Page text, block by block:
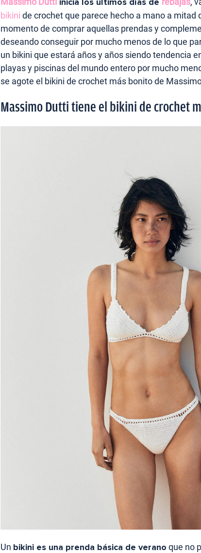
bikini de crochet que parece hecho a mano a mitad
momento de comprar aquellas prendas y
deseando conseguir por mucho menos de lo que
un bikini que estará años y años siendo tendencia
playas y piscinas del mundo entero por mucho
se agote el bikini de crochet más bonito de
Massimo Dutti tiene el bikini de crochet
Un bikini es una prenda básica de verano que no